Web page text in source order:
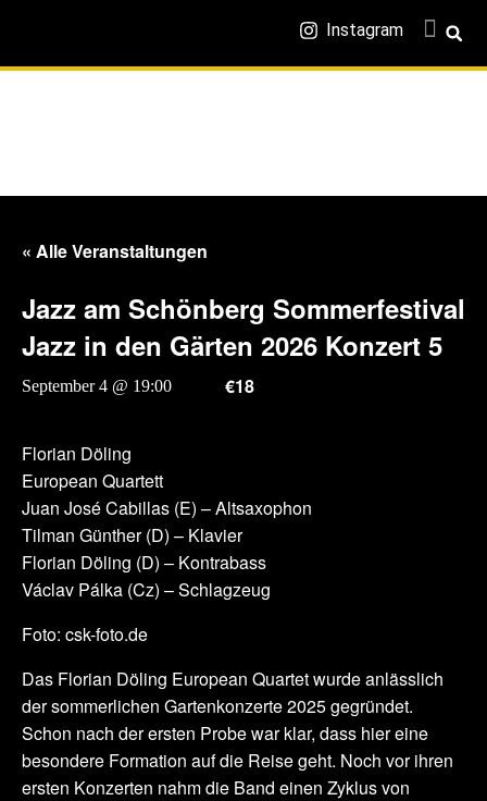
Instagram
« Alle Veranstaltungen
Jazz am Schönberg Sommerfestival
Jazz in den Gärten 2026 Konzert 5
September 4 @ 19:00 €18
Florian Döling
European Quartett
Juan José Cabillas (E) – Altsaxophon
Tilman Günther (D) – Klavier
Florian Döling (D) – Kontrabass
Václav Pálka (Cz) – Schlagzeug
Foto: csk-foto.de
Das Florian Döling European Quartet wurde anlässlich
der sommerlichen Gartenkonzerte 2025 gegründet.
Schon nach der ersten Probe war klar, dass hier eine
besondere Formation auf die Reise geht. Noch vor ihren
ersten Konzerten nahm die Band einen Zyklus von